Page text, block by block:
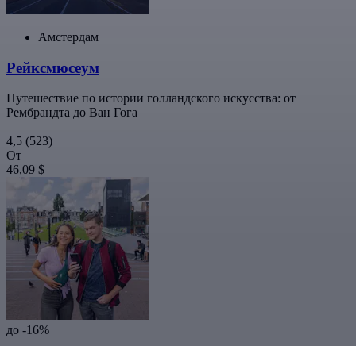
Амстердам
Рейксмюсеум
Путешествие по истории голландского искусства: от
Рембрандта до Ван Гога
4,5 (523)
От
46,09 $
до -16%